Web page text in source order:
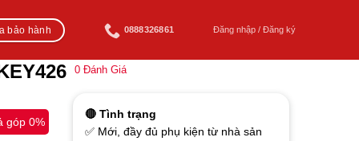
bảo hành 0888326861 Đăng nhập / Đăng ký
0 Đánh Giá
góp 0%
🔴 Tình trạng
✅ Mới, đầy đủ phụ kiện từ nhà sản